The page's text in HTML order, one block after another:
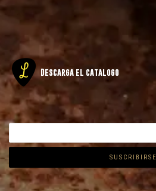
Descarga el catalogo